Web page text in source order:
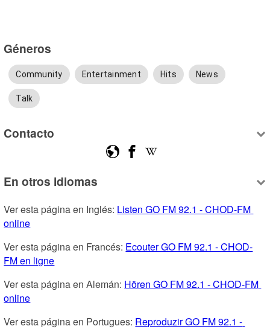
Géneros
Community Entertainment Hits News
Talk
Contacto
En otros idiomas
Ver esta página en Inglés: Listen GO FM 92.1 - CHOD-FM
online
Ver esta página en Francés: Ecouter GO FM 92.1 - CHOD-
FM en ligne
Ver esta página en Alemán: Hören GO FM 92.1 - CHOD-FM
online
Ver esta página en Portugues: Reproduzir GO FM 92.1 -